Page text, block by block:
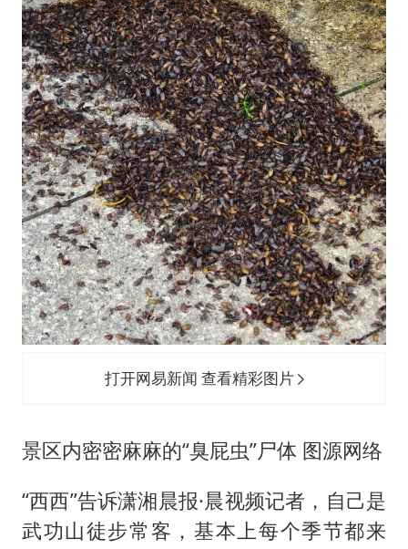
打开网易新闻 查看精彩图片
景区内密密麻麻的“臭屁虫”尸体 图源网络
“西西”告诉潇湘晨报·晨视频记者，自己是
武功山徒步常客，基本上每个季节都来